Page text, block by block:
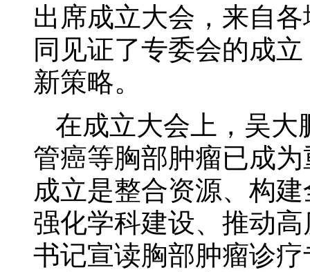
出席成立大会，来自
同见证了专委会的成
新策略。
在成立大会上，吴大
管癌等胸部肿瘤已成
成立是整合资源、构
强化学科建设、推动
书记宣读胸部肿瘤诊